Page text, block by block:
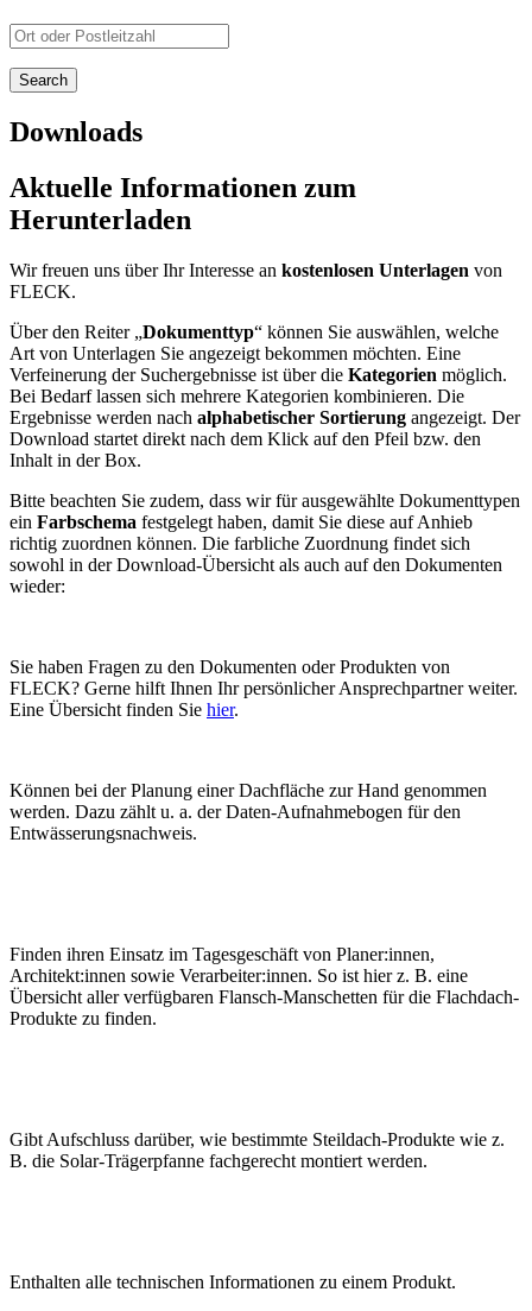
Downloads
Aktuelle Informationen zum
Herunterladen
Wir freuen uns über Ihr Interesse an kostenlosen Unterlagen von
FLECK.
Über den Reiter „Dokumenttyp“ können Sie auswählen, welche
Art von Unterlagen Sie angezeigt bekommen möchten. Eine
Verfeinerung der Suchergebnisse ist über die Kategorien möglich.
Bei Bedarf lassen sich mehrere Kategorien kombinieren. Die
Ergebnisse werden nach alphabetischer Sortierung angezeigt. Der
Download startet direkt nach dem Klick auf den Pfeil bzw. den
Inhalt in der Box.
Bitte beachten Sie zudem, dass wir für ausgewählte Dokumenttypen
ein Farbschema festgelegt haben, damit Sie diese auf Anhieb
richtig zuordnen können. Die farbliche Zuordnung findet sich
sowohl in der Download-Übersicht als auch auf den Dokumenten
wieder:
Sie haben Fragen zu den Dokumenten oder Produkten von
FLECK? Gerne hilft Ihnen Ihr persönlicher Ansprechpartner weiter.
Eine Übersicht finden Sie hier.
Können bei der Planung einer Dachfläche zur Hand genommen
werden. Dazu zählt u. a. der Daten-Aufnahmebogen für den
Entwässerungsnachweis.
Finden ihren Einsatz im Tagesgeschäft von Planer:innen,
Architekt:innen sowie Verarbeiter:innen. So ist hier z. B. eine
Übersicht aller verfügbaren Flansch-Manschetten für die Flachdach-
Produkte zu finden.
Gibt Aufschluss darüber, wie bestimmte Steildach-Produkte wie z.
B. die Solar-Trägerpfanne fachgerecht montiert werden.
Enthalten alle technischen Informationen zu einem Produkt.